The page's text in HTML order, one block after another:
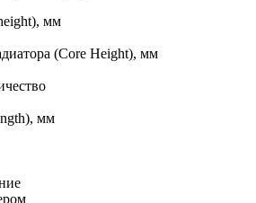
мм
(Core Height), мм
мм